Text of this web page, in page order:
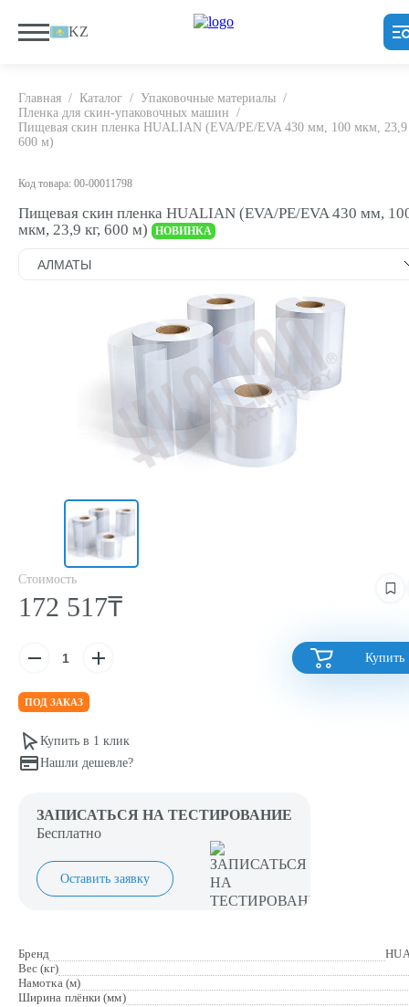
KZ
Главная / Каталог / Упаковочные материалы /
Пленка для скин-упаковочных машин /
Пищевая скин пленка HUALIAN (EVA/PE/EVA 430 мм, 100 мкм, 23,9
600 м)
Код товара: 00-00011798
Пищевая скин пленка HUALIAN (EVA/PE/EVA 430 мм,
мкм, 23,9 кг, 600 м)
НОВИНКА
Стоимость
172 517₸
Купить
ПОД ЗАКАЗ
Купить в 1 клик
Нашли дешевле?
ЗАПИСАТЬСЯ НА ТЕСТИРОВАНИЕ
Бесплатно
Оставить заявку
Бренд
Вес (кг)
Намотка (м)
Ширина плёнки (мм)